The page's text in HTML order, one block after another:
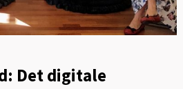
Det digitale